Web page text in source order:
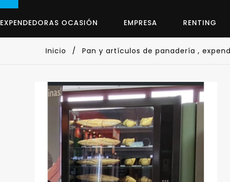
EXPENDEDORAS OCASIÓN EMPRESA RENTING
Inicio Pan y artículos de panadería ,